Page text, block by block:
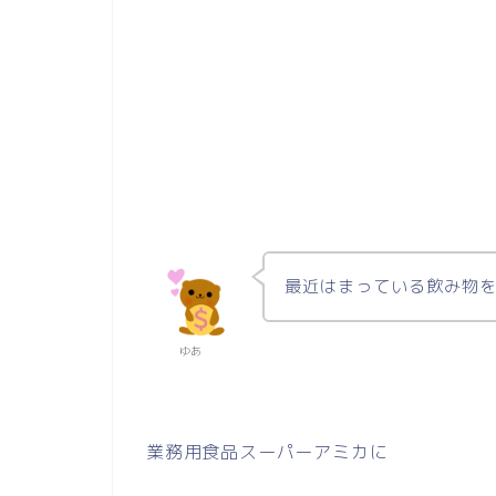
ゆあ
最近はまっている飲み物
業務用食品スーパーアミカに